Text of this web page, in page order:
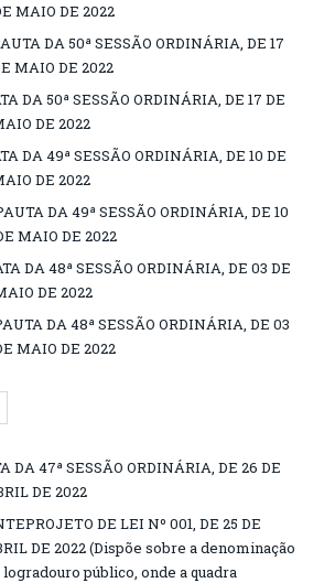
MAIO DE 2022
DA 50ª SESSÃO ORDINÁRIA, DE 17
MAIO DE 2022
DA 50ª SESSÃO ORDINÁRIA, DE 17 DE
DE 2022
DA 49ª SESSÃO ORDINÁRIA, DE 10 DE
DE 2022
DA 49ª SESSÃO ORDINÁRIA, DE 10
MAIO DE 2022
DA 48ª SESSÃO ORDINÁRIA, DE 03 DE
DE 2022
DA 48ª SESSÃO ORDINÁRIA, DE 03
MAIO DE 2022
DA 47ª SESSÃO ORDINÁRIA, DE 26 DE
DE 2022
DE LEI Nº 001, DE 25 DE
DE 2022 (Dispõe sobre a denominação
logradouro público, onde a quadra